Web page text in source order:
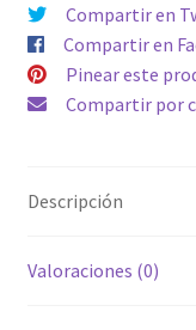
681
800
860
866
886
966
Compartir en
Compartir en
Pinear este
Compartir por
Descripción
Valoraciones (0)